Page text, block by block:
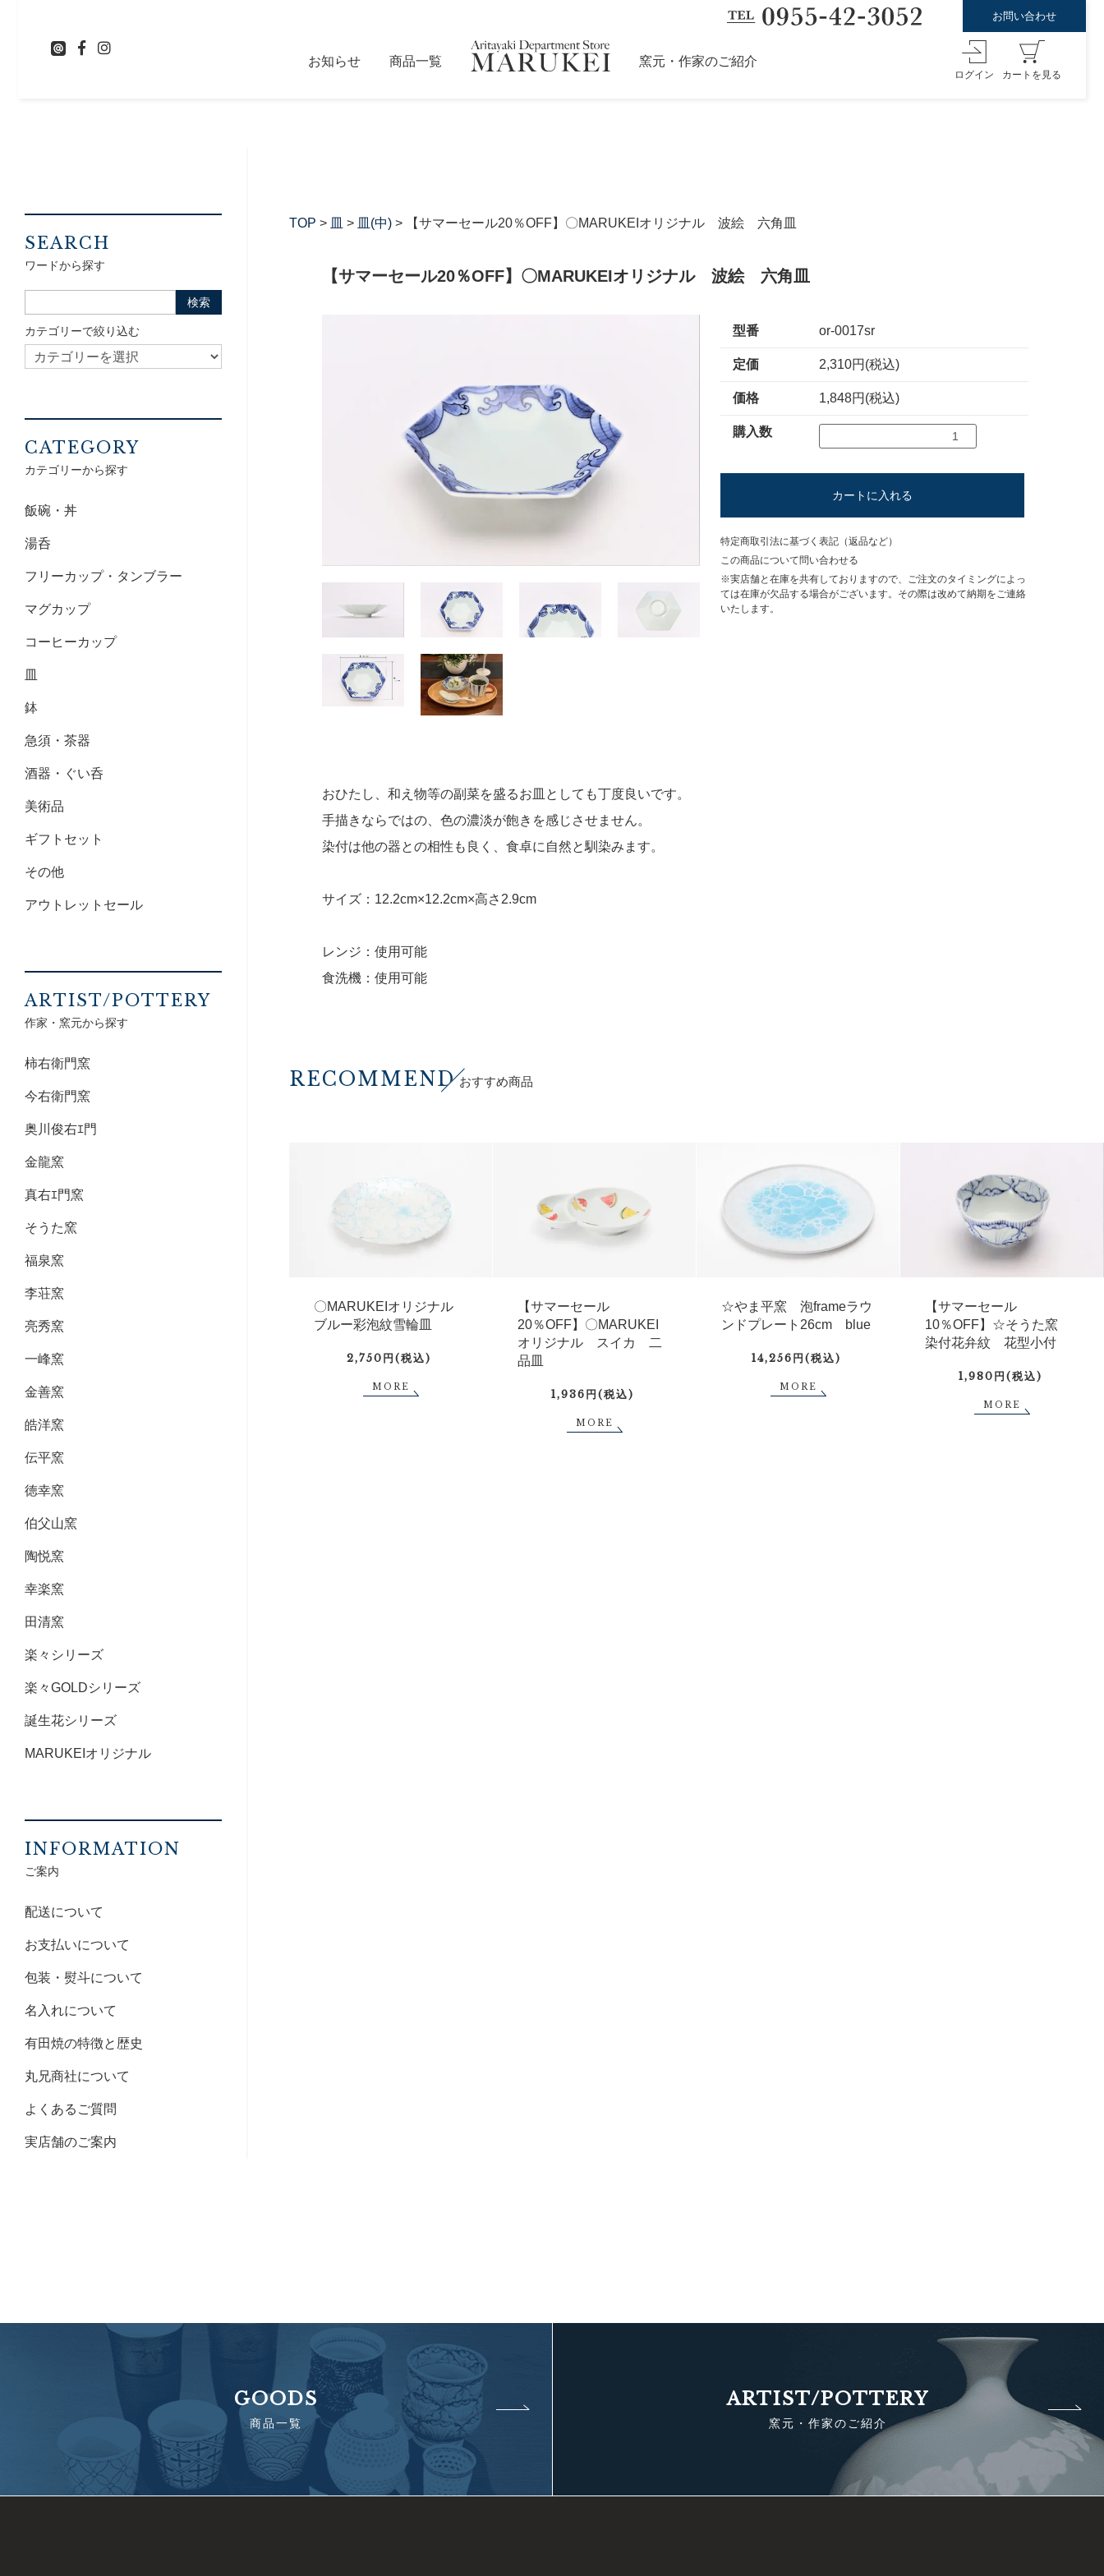
お問い合わせ
お知らせ 商品一覧 窯元・作家のご紹介
ログイン カートを見る
TOP > 皿 > 皿(中) > 【サマーセール20％OFF】〇MARUKEIオリジナル 波絵 六角皿
【サマーセール20％OFF】〇MARUKEIオリジナル 波絵 六角皿
型番 or-0017sr
定価 2,310円(税込)
価格 1,848円(税込)
購入数
カートに入れる
特定商取引法に基づく表記（返品など）
この商品について問い合わせる
※実店舗と在庫を共有しておりますので、ご注文のタイミングによっ
ては在庫が欠品する場合がございます。その際は改めて納期をご連絡
いたします。
おひたし、和え物等の副菜を盛るお皿としても丁度良いです。
手描きならではの、色の濃淡が飽きを感じさせません。
染付は他の器との相性も良く、食卓に自然と馴染みます。
サイズ：12.2cm×12.2cm×高さ2.9cm
レンジ：使用可能
食洗機：使用可能
RECOMMEND おすすめ商品
〇MARUKEIオリジナル
ブルー彩泡紋雪輪皿
2,750円(税込)
MORE
【サマーセール
20％OFF】〇MARUKEI
オリジナル スイカ 二
品皿
1,936円(税込)
MORE
☆やま平窯 泡frameラウ
ンドプレート26cm blue
14,256円(税込)
MORE
【サマーセール
10％OFF】☆そうた窯
染付花弁紋 花型小付
1,980円(税込)
MORE
SEARCH
ワードから探す
カテゴリーで絞り込む
CATEGORY
カテゴリーから探す
飯碗・丼
湯呑
フリーカップ・タンブラー
マグカップ
コーヒーカップ
皿
鉢
急須・茶器
酒器・ぐい呑
美術品
ギフトセット
その他
アウトレットセール
ARTIST/POTTERY
作家・窯元から探す
柿右衛門窯
今右衛門窯
奥川俊右ｴ門
金龍窯
真右ｴ門窯
そうた窯
福泉窯
李荘窯
亮秀窯
一峰窯
金善窯
皓洋窯
伝平窯
徳幸窯
伯父山窯
陶悦窯
幸楽窯
田清窯
楽々シリーズ
楽々GOLDシリーズ
誕生花シリーズ
MARUKEIオリジナル
INFORMATION
ご案内
配送について
お支払いについて
包装・熨斗について
名入れについて
有田焼の特徴と歴史
丸兄商社について
よくあるご質問
実店舗のご案内
GOODS
商品一覧
ARTIST/POTTERY
窯元・作家のご紹介